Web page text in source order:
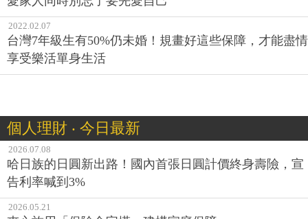
2022.02.07
台灣7年級生有50%仍未婚！規畫好這些保障，才能盡情
享受樂活單身生活
個人理財 ‧ 今日最新
2026.07.08
哈日族的日圓新出路！國內首張日圓計價終身壽險，宣
告利率喊到3%
2026.05.21